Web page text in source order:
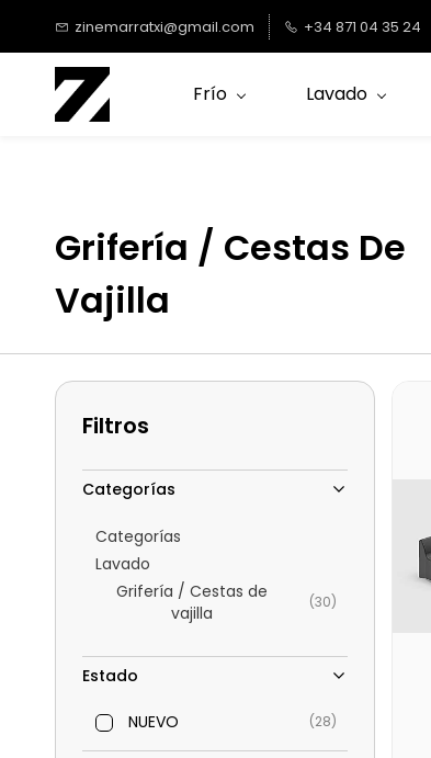
contenido
principal
zinemarratxi@gmail.com +34 871 04 35 24
Frío Lavado
Grifería / Cestas De
Vajilla
Filtros
Categorías
Categorías
Lavado
Grifería / Cestas de
vajilla
(30)
Estado
NUEVO (28)